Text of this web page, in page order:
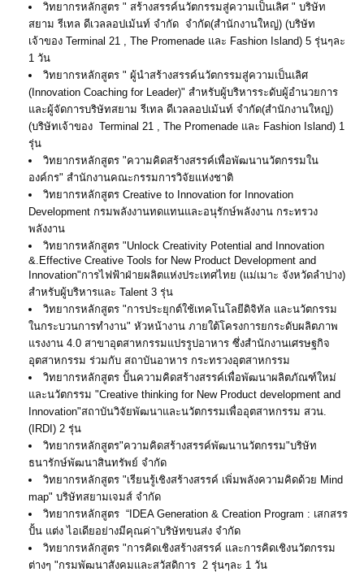
วิทยากรหลักสูตร " สร้างสรรค์นวัตกรรมสู่ความเป็นเลิศ " บริษัท
สยาม รีเทล ดีเวลลอปเม้นท์ จำกัด จำกัด(สำนักงานใหญ่) (บริษัท
เจ้าของ Terminal 21 , The Promenade และ Fashion Island) 5 รุ่นๆละ
1 วัน
วิทยากรหลักสูตร " ผู้นำสร้างสรรค์นวัตกรรมสู่ความเป็นเลิศ
(Innovation Coaching for Leader)" สำหรับผู้บริหารระดับผู้อำนวยการ
และผู้จัดการบริษัทสยาม รีเทล ดีเวลลอปเม้นท์ จำกัด(สำนักงานใหญ่)
(บริษัทเจ้าของ Terminal 21 , The Promenade และ Fashion Island) 1
รุ่น
วิทยากรหลักสูตร "ความคิดสร้างสรรค์เพื่อพัฒนานวัตกรรมใน
องค์กร" สำนักงานคณะกรรมการวิจัยแห่งชาติ
วิทยากรหลักสูตร Creative to Innovation for Innovation
Development กรมพลังงานทดแทนและอนุรักษ์พลังงาน กระทรวง
พลังงาน
วิทยากรหลักสูตร "Unlock Creativity Potential and Innovation
&.Effective Creative Tools for New Product Development and
Innovation"การไฟฟ้าฝ่ายผลิตแห่งประเทศไทย (แม่เมาะ จังหวัดลำปาง)
สำหรับผู้บริหารและ Talent 3 รุ่น
วิทยากรหลักสูตร "การประยุกต์ใช้เทคโนโลยีดิจิทัล และนวัตกรรม
ในกระบวนการทำงาน" หัวหน้างาน ภายใต้โครงการยกระดับผลิตภาพ
แรงงาน 4.0 สาขาอุตสาหกรรมแปรรูปอาหาร ซึ่งสำนักงานเศรษฐกิจ
อุตสาหกรรม ร่วมกับ สถาบันอาหาร กระทรวงอุตสาหกรรม
วิทยากรหลักสูตร ปั้นความคิดสร้างสรรค์เพื่อพัฒนาผลิตภัณฑ์ใหม่
และนวัตกรรม "Creative thinking for New Product development and
Innovation"สถาบันวิจัยพัฒนาและนวัตกรรมเพื่ออุตสาหกรรม สวน.
(IRDI) 2 รุ่น
วิทยากรหลักสูตร"ความคิดสร้างสรรค์พัฒนานวัตกรรม"บริษัท
ธนารักษ์พัฒนาสินทรัพย์ จำกัด
วิทยากรหลักสูตร "เรียนรู้เชิงสร้างสรรค์ เพิ่มพลังความคิดด้วย Mind
map" บริษัทสยามเจมส์ จำกัด
วิทยากรหลักสูตร “IDEA Generation & Creation Program : เสกสรร
ปั้น แต่ง ไอเดียอย่างมีคุณค่า”บริษัทขนส่ง จำกัด
วิทยากรหลักสูตร "การคิดเชิงสร้างสรรค์ และการคิดเชิงนวัตกรรม
ต่างๆ "กรมพัฒนาสังคมและสวัสดิการ 2 รุ่นๆละ 1 วัน